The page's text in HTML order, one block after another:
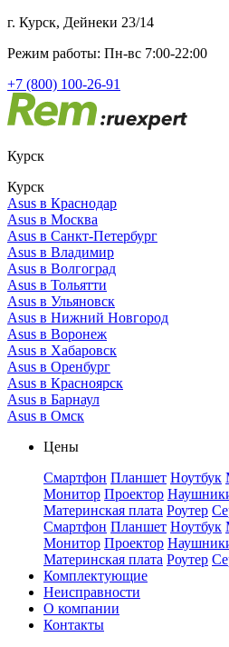
г. Курск, Дейнеки 23/14
Режим работы: Пн-вс 7:00-22:00
+7 (800) 100-26-91
Курск
Курск
Asus в Краснодар
Asus в Москва
Asus в Санкт-Петербург
Asus в Владимир
Asus в Волгоград
Asus в Тольятти
Asus в Ульяновск
Asus в Нижний Новгород
Asus в Воронеж
Asus в Хабаровск
Asus в Оренбург
Asus в Красноярск
Asus в Барнаул
Asus в Омск
Цены
Смартфон Планшет Ноутбук
Монитор Проектор
Материнская плата Роутер
Смартфон Планшет Ноутбук
Монитор Проектор
Материнская плата Роутер
Комплектующие
Неисправности
О компании
Контакты